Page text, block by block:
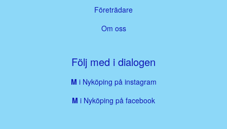
Företrädare
Om oss
Följ med i dialogen
M i Nyköping på instagram
M i Nyköping på facebook